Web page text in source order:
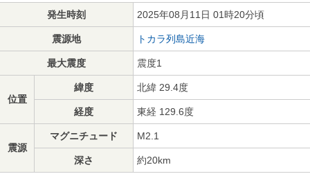
発生時刻 2025年08月11日 01時20分頃
震源地 トカラ列島近海
最大震度 震度1
位置
緯度 北緯 29.4度
経度 東経 129.6度
震源
マグニチュード M2.1
深さ 約20km